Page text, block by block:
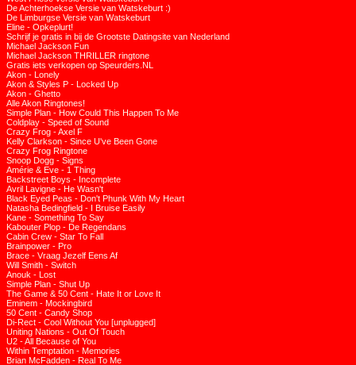
De Achterhoekse Versie van Watskeburt :)
De Limburgse Versie van Watskeburt
Eline - Opkeplurt!
Schrijf je gratis in bij de Grootste Datingsite van Nederland
Michael Jackson Fun
Michael Jackson THRILLER ringtone
Gratis iets verkopen op Speurders.NL
Akon - Lonely
Akon & Styles P - Locked Up
Akon - Ghetto
Alle Akon Ringtones!
Simple Plan - How Could This Happen To Me
Coldplay - Speed of Sound
Crazy Frog - Axel F
Kelly Clarkson - Since U've Been Gone
Crazy Frog Ringtone
Snoop Dogg - Signs
Amérie & Eve - 1 Thing
Backstreet Boys - Incomplete
Avril Lavigne - He Wasn't
Black Eyed Peas - Don't Phunk With My Heart
Natasha Bedingfield - I Bruise Easily
Kane - Something To Say
Kabouter Plop - De Regendans
Cabin Crew - Star To Fall
Brainpower - Pro
Brace - Vraag Jezelf Eens Af
Will Smith - Switch
Anouk - Lost
Simple Plan - Shut Up
The Game & 50 Cent - Hate It or Love It
Eminem - Mockingbird
50 Cent - Candy Shop
Di-Rect - Cool Without You [unplugged]
Uniting Nations - Out Of Touch
U2 - All Because of You
Within Temptation - Memories
Brian McFadden - Real To Me